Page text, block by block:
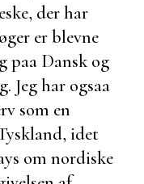
der har
er blevne
paa Dansk og
Jeg har ogsaa
som en
idet
om nordiske